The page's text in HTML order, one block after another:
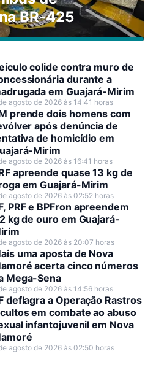
BR-425
colide contra muro de
durante a
em Guajará-Mirim
agosto de 2026 às 14:41 horas
prende dois homens com
após denúncia de
de homicídio em
Mirim
agosto de 2026 às 16:41 horas
apreende quase 13 kg de
em Guajará-Mirim
agosto de 2026 às 02:52 horas
PRF e BPFron apreendem
kg de ouro em Guajará-
agosto de 2026 às 20:07 horas
uma aposta de Nova
acerta cinco números
Mega-Sena
agosto de 2026 às 14:56 horas
deflagra a Operação Rastros
em combate ao abuso
infantojuvenil em Nova
agosto de 2026 às 02:50 horas